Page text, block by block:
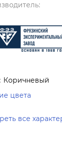
Коричневый
цвета
все